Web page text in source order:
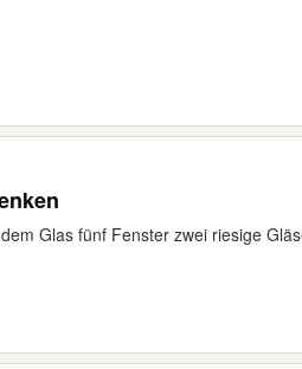
Glas fünf Fenster zwei riesige